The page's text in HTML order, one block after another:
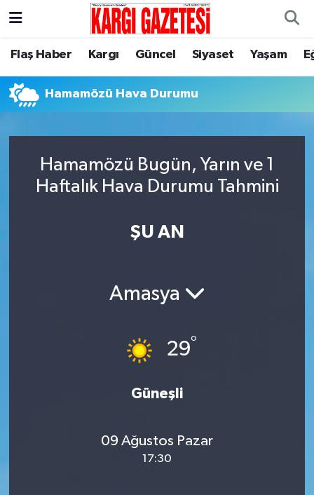
Flaş Haber Kargı Güncel Siyaset Yaşam
Hamamözü Hava Durumu
Hamamözü Bugün, Yarın ve 1
Haftalık Hava Durumu Tahmini
ŞU AN
Amasya
29°
Güneşli
09 Ağustos Pazar
17:30
Flaş Haber
Kargı
Siyaset
Yaşam
Nöbetçi Eczaneler
Hava Durumu
Trafik Durumu
Süper Lig Puan Durumu ve Fikstür